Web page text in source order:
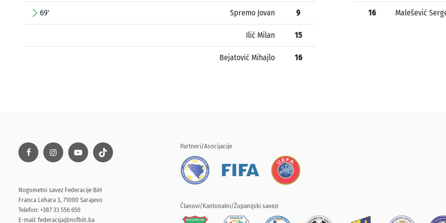
69' Spremo Jovan 9
Ilić Milan 15
Bejatović Mihajlo 16
16 Malešević
Nogometni savez Federacije BiH
Franca Lehara 3, 71000 Sarajevo
Telefon: +387 33 556 650
E-mail: federacija@nsfbih.ba
Partneri/Asocijacije
Članovi/Kantonalni/Županijski savezi